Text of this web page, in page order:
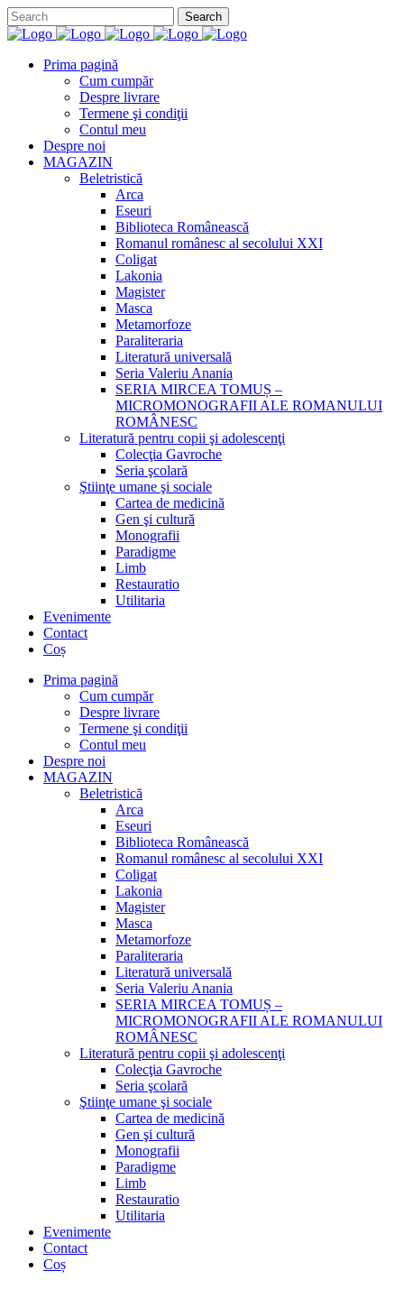
Prima pagină
Cum cumpăr
Despre livrare
Termene şi condiţii
Contul meu
Despre noi
MAGAZIN
Beletristică
Arca
Eseuri
Biblioteca Românească
Romanul românesc al secolului XXI
Coligat
Lakonia
Magister
Masca
Metamorfoze
Paraliteraria
Literatură universală
Seria Valeriu Anania
SERIA MIRCEA TOMUȘ –
MICROMONOGRAFII ALE ROMANULUI
ROMÂNESC
Literatură pentru copii şi adolescenţi
Colecţia Gavroche
Seria şcolară
Ştiinţe umane şi sociale
Cartea de medicină
Gen şi cultură
Monografii
Paradigme
Limb
Restauratio
Utilitaria
Evenimente
Contact
Coș
Prima pagină
Cum cumpăr
Despre livrare
Termene şi condiţii
Contul meu
Despre noi
MAGAZIN
Beletristică
Arca
Eseuri
Biblioteca Românească
Romanul românesc al secolului XXI
Coligat
Lakonia
Magister
Masca
Metamorfoze
Paraliteraria
Literatură universală
Seria Valeriu Anania
SERIA MIRCEA TOMUȘ –
MICROMONOGRAFII ALE ROMANULUI
ROMÂNESC
Literatură pentru copii şi adolescenţi
Colecţia Gavroche
Seria şcolară
Ştiinţe umane şi sociale
Cartea de medicină
Gen şi cultură
Monografii
Paradigme
Limb
Restauratio
Utilitaria
Evenimente
Contact
Coș